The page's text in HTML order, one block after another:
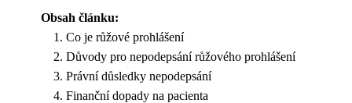
Obsah článku:
Co je růžové prohlášení
Důvody pro nepodepsání růžového prohlášení
Právní důsledky nepodepsání
Finanční dopady na pacienta